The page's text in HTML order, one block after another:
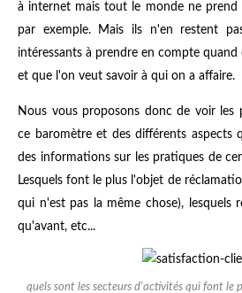
à internet mais tout le monde ne prend
par exemple. Mais ils n'en restent
intéressants à prendre en compte
et que l'on veut savoir à qui on a affaire.
Nous vous proposons donc de voir les
ce baromètre et des différents aspects
des informations sur les pratiques de
Lesquels font le plus l'objet de
qui n'est pas la même chose), lesquels
qu'avant, etc...
quels sont les secteurs d'activités qui font le